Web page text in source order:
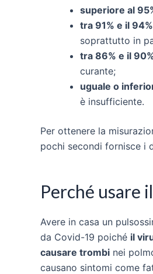
superiore al
tra 91% e il 94%
soprattutto in
tra 86% e il
curante;
uguale o
è insufficiente.
Per ottenere la
pochi secondi fornisce i
Perché usare
Avere in casa un
da Covid-19 poiché il
causare trombi nei
causano sintomi come